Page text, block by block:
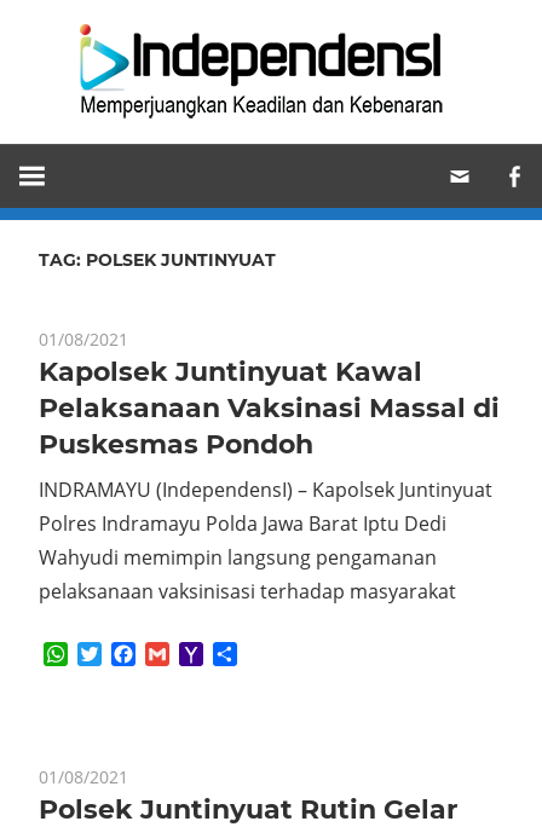
Memperjuangkan
Keadilan
dan
Kebenaran
TAG: POLSEK JUNTINYUAT
01/08/2021
Kapolsek Juntinyuat Kawal
Pelaksanaan Vaksinasi Massal di
Puskesmas Pondoh
INDRAMAYU (IndependensI) – Kapolsek Juntinyuat
Polres Indramayu Polda Jawa Barat Iptu Dedi
Wahyudi memimpin langsung pengamanan
pelaksanaan vaksinisasi terhadap masyarakat
WhatsApp
TwitterFacebook
GmailYahoo
01/08/2021
Polsek Juntinyuat Rutin Gelar